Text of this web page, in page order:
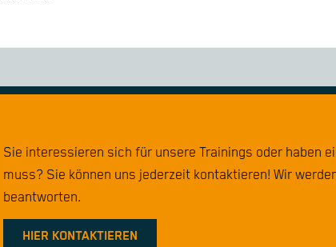
Sie interessieren sich für unsere Trainings oder haben
muss? Sie können uns jederzeit kontaktieren! Wir
beantworten.
HIER KONTAKTIEREN